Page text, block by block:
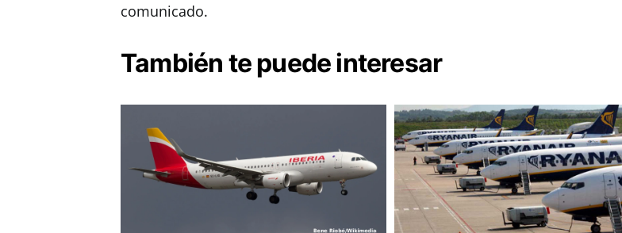
comunicado.
También te puede interesar